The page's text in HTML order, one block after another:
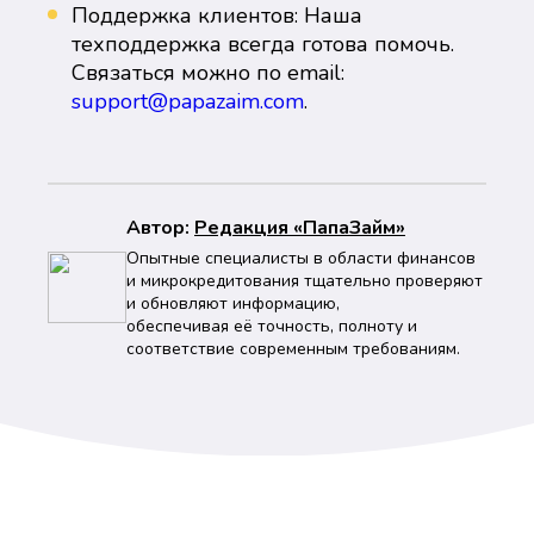
Поддержка клиентов: Наша
техподдержка всегда готова помочь.
Связаться можно по email:
support@papazaim.com.
Автор: Peдaкция «ПапаЗайм»
Опытные специалисты в области финансов
и микрокредитования тщательно проверяют
и обновляют информацию,
обеспечивая её точность, полноту и
соответствие современным требованиям.